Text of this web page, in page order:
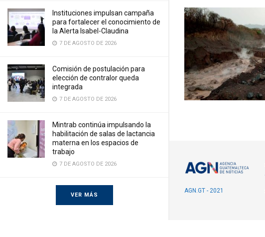
Instituciones impulsan campaña
para fortalecer el conocimiento de
la Alerta Isabel-Claudina
7 DE AGOSTO DE 2026
Comisión de postulación para
elección de contralor queda
integrada
7 DE AGOSTO DE 2026
Mintrab continúa impulsando la
habilitación de salas de lactancia
materna en los espacios de
trabajo
7 DE AGOSTO DE 2026
VER MÁS
AGN.GT - 2021